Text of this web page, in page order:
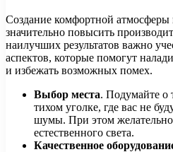
Создание комфортной атмосферы
значительно повысить
наилучших результатов важно
аспектов, которые помогут
и избежать возможных помех.
Выбор места. Подумайте о
тихом уголке, где вас не
шумы. При этом
естественного света.
Качественное